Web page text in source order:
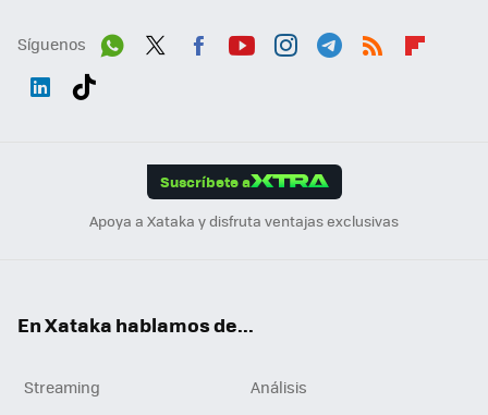
Síguenos
Suscríbete a
Apoya a Xataka y disfruta ventajas exclusivas
En Xataka hablamos de...
Streaming
Análisis